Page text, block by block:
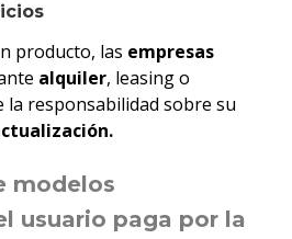
producto, las empresas
alquiler, leasing o
la responsabilidad sobre su
modelos
usuario paga por la